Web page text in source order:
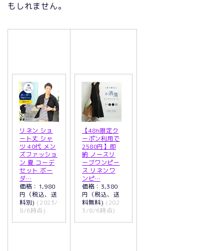
もしれません。
リネン ショ
ート丈 シャ
ツ 40代 メン
ズファッショ
ン 夏 コーデ
セット ボー
ダ…
価格：1,980
円（税込、送
料別) (2023/
8/6時点)
【48h限定ク
ーポン利用で
2580円】即
納 ノースリ
ーブワンピー
ス リネンワ
ンピ…
価格：3,380
円（税込、送
料無料) (202
3/8/6時点)